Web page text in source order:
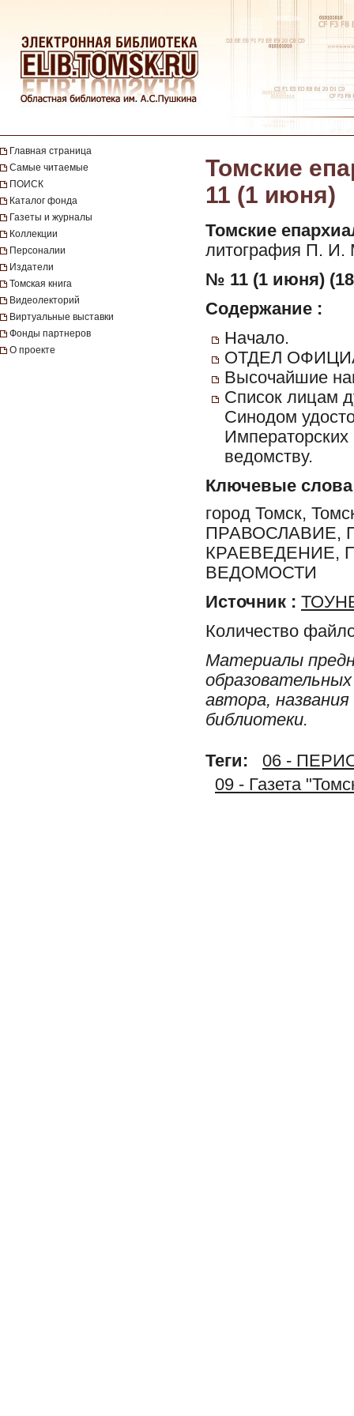
Главная страница
Самые читаемые
ПОИСК
Каталог фонда
Газеты и журналы
Коллекции
Персоналии
Издатели
Томская книга
Видеолекторий
Виртуальные выставки
Фонды партнеров
О проекте
Томские
11 (1 июня)
Томские
литография П. И.
№ 11 (1 июня)
Содержание :
Начало.
ОТДЕЛ
Высочайшие
Список лицам
Синодом
Императорских
ведомству.
Ключевые слова
город Томск,
ПРАВОСЛАВИЕ,
КРАЕВЕДЕНИЕ,
ВЕДОМОСТИ
Источник :
Количество
Материалы
автора,
библиотеки.
Теги:
06 -
09 - Газета